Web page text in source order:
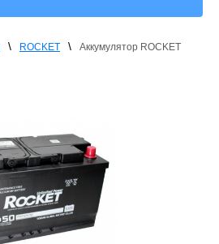
\ ROCKET \
Аккумулятор ROCKET